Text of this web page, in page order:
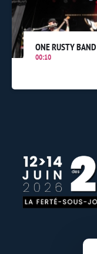
ONE RUSTY BAND
00:10